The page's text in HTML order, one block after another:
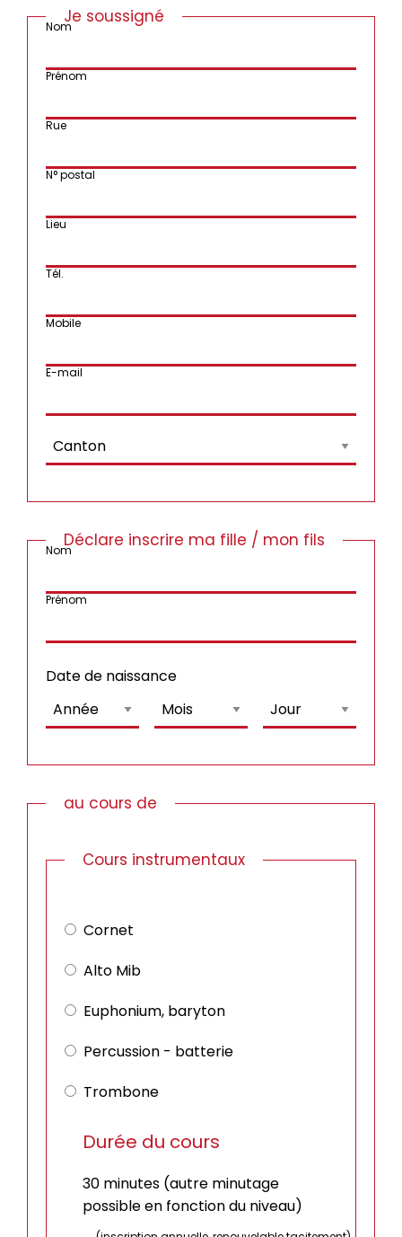
Je soussigné
Nom
Prénom
Rue
N° postal
Lieu
Tél.
Mobile
E-mail
Déclare inscrire ma fille / mon fils
Nom
Prénom
Date de naissance
au cours de
Cours instrumentaux
instrumentaux
Cornet
Alto Mib
Euphonium, baryton
Percussion - batterie
Trombone
Durée du cours
30 minutes (autre minutage
possible en fonction du niveau)